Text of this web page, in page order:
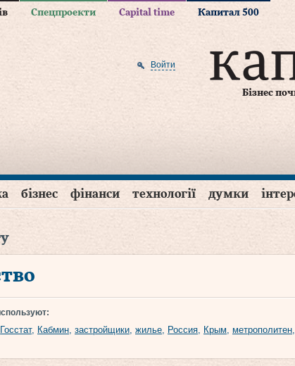
Спецпроекти Capital time Капитал 500
Бізнес
Войти
бізнес фінанси технології думки
Госстат, Кабмин, застройщики, жилье, Россия, Крым, метрополитен,